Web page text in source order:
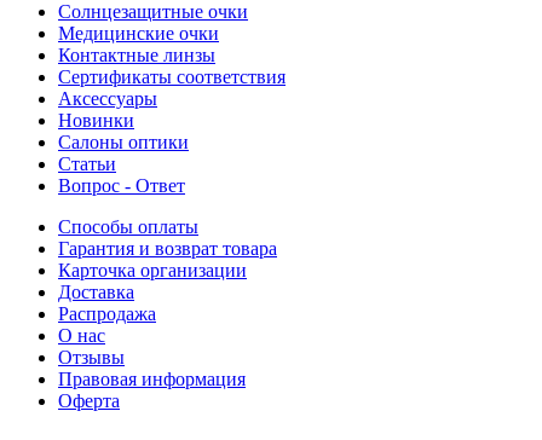
Солнцезащитные очки
Медицинские очки
Контактные линзы
Сертификаты соответствия
Аксессуары
Новинки
Салоны оптики
Статьи
Вопрос - Ответ
Способы оплаты
Гарантия и возврат товара
Карточка организации
Доставка
Распродажа
О нас
Отзывы
Правовая информация
Оферта